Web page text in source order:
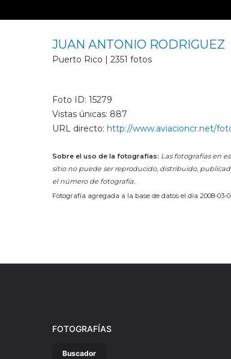
JUAN ANTONIO RODRIGUEZ
Puerto Rico | 2351 fotos
Foto ID: 15279
Vistas únicas: 887
URL directo: http://www.aviacioncr.net/
Sobre el uso de la fotografías: Las fotografías en
sitio no puede ser reproducido, distribuido,
el número de fotografía.
Fotografía agregada a la base de datos el día 2008-03-
FOTOGRAFÍAS
Buscador